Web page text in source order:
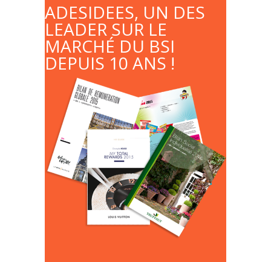
ADESIDEES, UN DES
LEADER SUR LE
MARCHÉ DU BSI
DEPUIS 10 ANS !